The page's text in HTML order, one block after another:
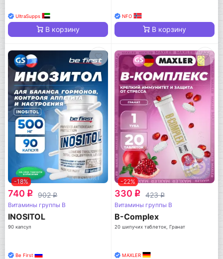
UltraSupps
В корзину
NFO
В корзину
-18%
740 q 902q
Витамины группы B
INOSITOL
90 капсул
Be First
-22%
330 q 423q
Витамины группы B
B-Complex
20 шипучих таблеток, Гранат
MAXLER